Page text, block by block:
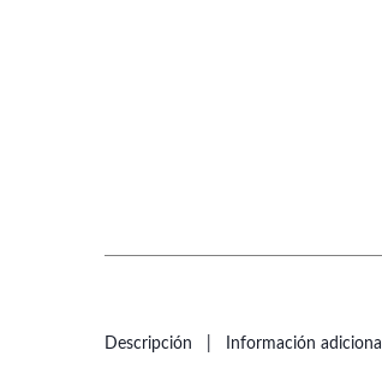
Descripción Información adicional